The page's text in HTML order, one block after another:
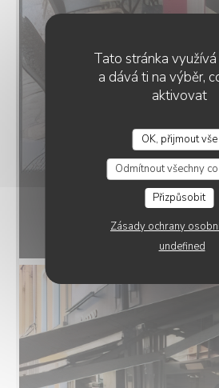
Tato stránka
a dává ti na výběr,
aktivovat
OK, přijmout vše
Odmítnout všechny
Přizpůsobit
Zásady ochrany
undefined
LE SCOOP